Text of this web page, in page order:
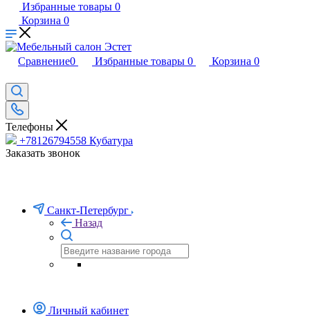
Избранные товары 0
Корзина 0
Сравнение0 Избранные товары 0 Корзина 0
Телефоны
+78126794558 Кубатура
Заказать звонок
Санкт-Петербург
Назад
Личный кабинет